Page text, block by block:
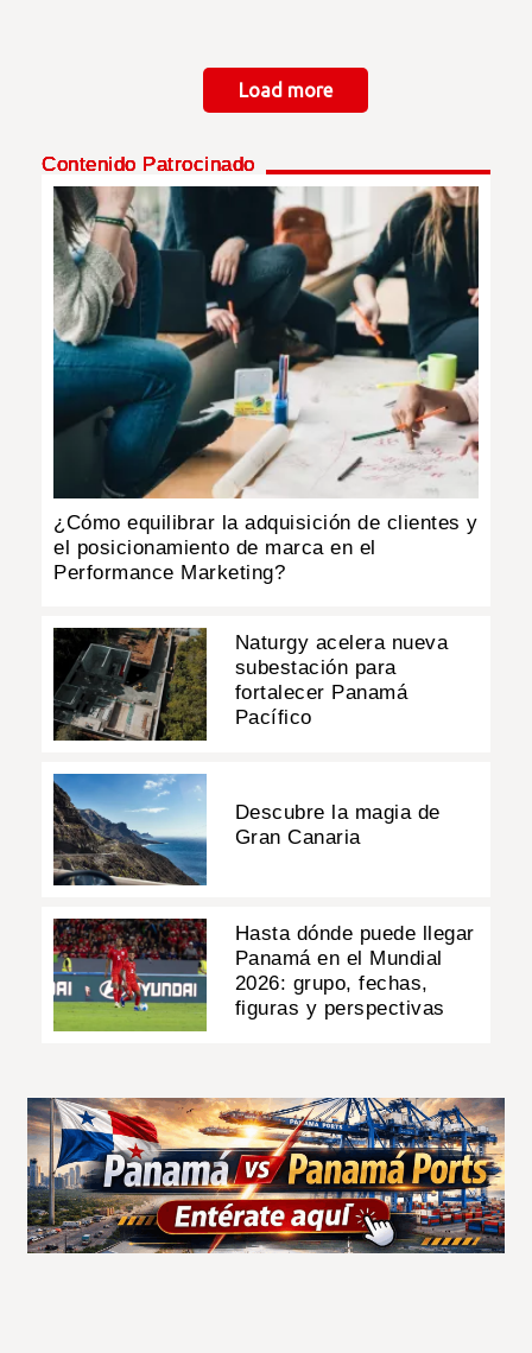
Load more
Contenido Patrocinado
¿Cómo equilibrar la adquisición de clientes y
el posicionamiento de marca en el
Performance Marketing?
Naturgy acelera nueva
subestación para
fortalecer Panamá
Pacífico
Descubre la magia de
Gran Canaria
Hasta dónde puede llegar
Panamá en el Mundial
2026: grupo, fechas,
figuras y perspectivas